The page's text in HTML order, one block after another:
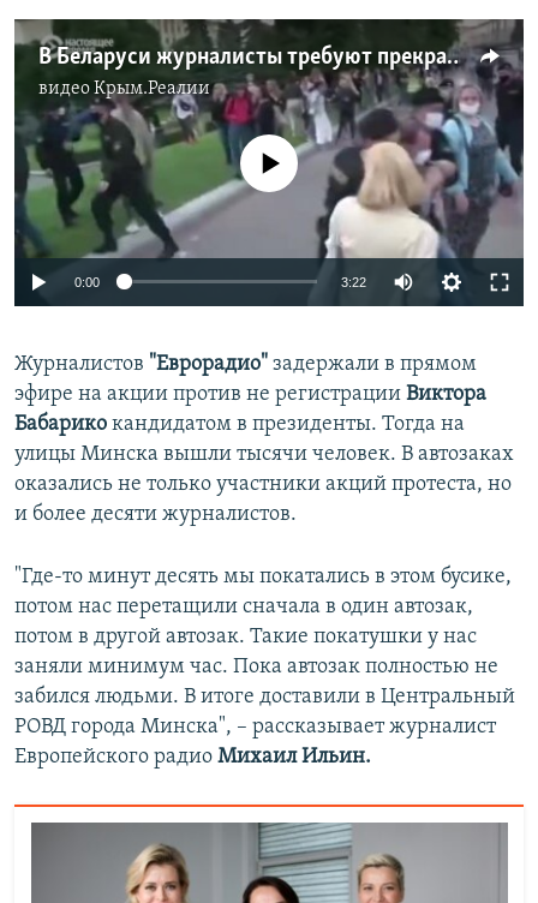
В Беларуси журналисты требуют прекратить давление на СМИ
видеоКрым.Реалии
Auto 240p 360p 480p
720p 1080p
No media source currently available
0:00 3:22
360p
480p
1080p
Журналистов "Еврорадио" задержали в прямом
эфире на акции против не регистрации Виктора
Бабарико кандидатом в президенты. Тогда на
улицы Минска вышли тысячи человек. В автозаках
оказались не только участники акций протеста, но
и более десяти журналистов.
"Где-то минут десять мы покатались в этом бусике,
потом нас перетащили сначала в один автозак,
потом в другой автозак. Такие покатушки у нас
заняли минимум час. Пока автозак полностью не
забился людьми. В итоге доставили в Центральный
РОВД города Минска", – рассказывает журналист
Европейского радио Михаил Ильин.